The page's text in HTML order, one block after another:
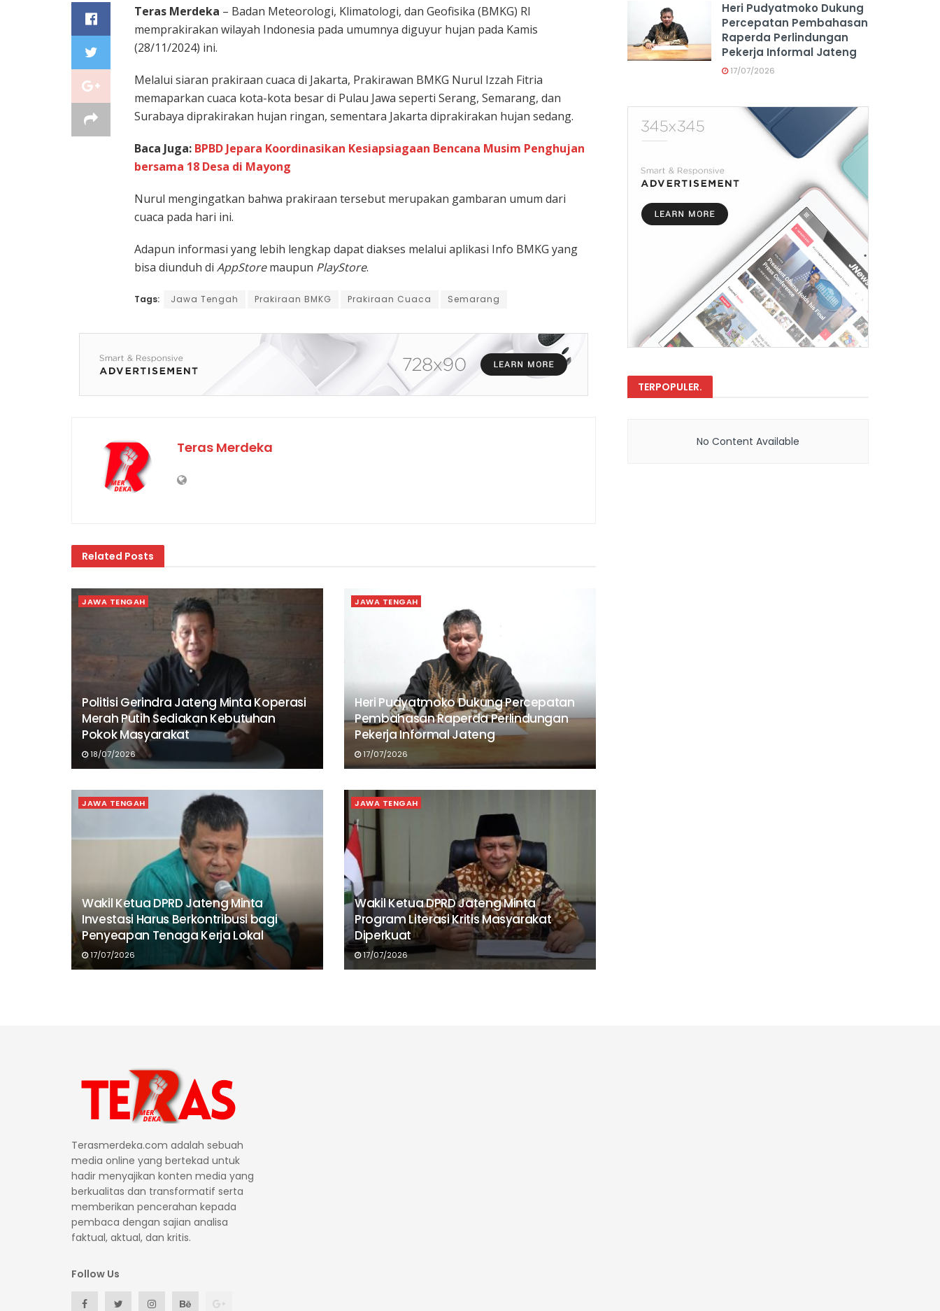
Teras Merdeka – Badan Meteorologi, Klimatologi, dan Geofisika (BMKG) RI
memprakirakan wilayah Indonesia pada umumnya diguyur hujan pada Kamis
(28/11/2024) ini.
Melalui siaran prakiraan cuaca di Jakarta, Prakirawan BMKG Nurul Izzah Fitria
memaparkan cuaca kota-kota besar di Pulau Jawa seperti Serang, Semarang, dan
Surabaya diprakirakan hujan ringan, sementara Jakarta diprakirakan hujan sedang.
Baca Juga: BPBD Jepara Koordinasikan Kesiapsiagaan Bencana Musim Penghujan
bersama 18 Desa di Mayong
Nurul mengingatkan bahwa prakiraan tersebut merupakan gambaran umum dari
cuaca pada hari ini.
Adapun informasi yang lebih lengkap dapat diakses melalui aplikasi Info BMKG yang
bisa diunduh di AppStoremaupun PlayStore.
Tags: Jawa Tengah Prakiraan BMKG Prakiraan Cuaca Semarang
Teras Merdeka
Related Posts
JAWA TENGAH
Politisi Gerindra Jateng Minta Koperasi
Merah Putih Sediakan Kebutuhan
Pokok Masyarakat
18/07/2026
JAWA TENGAH
Heri Pudyatmoko Dukung Percepatan
Pembahasan Raperda Perlindungan
Pekerja Informal Jateng
17/07/2026
JAWA TENGAH
Wakil Ketua DPRD Jateng Minta
Investasi Harus Berkontribusi bagi
Penyeapan Tenaga Kerja Lokal
17/07/2026
JAWA TENGAH
Wakil Ketua DPRD Jateng Minta
Program Literasi Kritis Masyarakat
Diperkuat
17/07/2026
Heri Pudyatmoko Dukung
Percepatan Pembahasan
Raperda Perlindungan
Pekerja Informal Jateng
17/07/2026
TERPOPULER.
No Content Available
Terasmerdeka.com adalah sebuah
media online yang bertekad untuk
hadir menyajikan konten media yang
berkualitas dan transformatif serta
memberikan pencerahan kepada
pembaca dengan sajian analisa
faktual, aktual, dan kritis.
Follow Us